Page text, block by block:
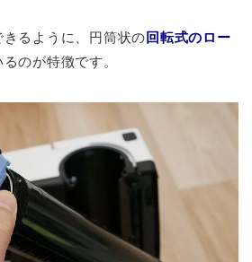
るように、円筒状の 回転式のロー
のが特徴です。